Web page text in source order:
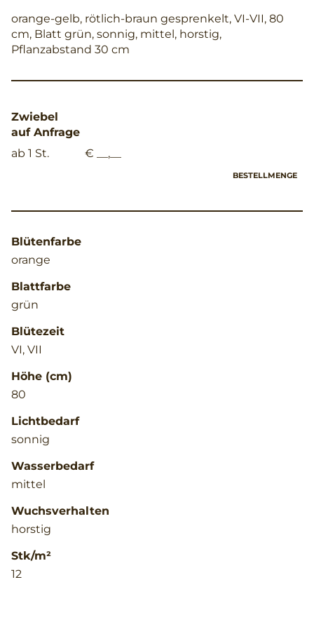
orange-gelb, rötlich-braun gesprenkelt, VI-VII, 80
cm, Blatt grün, sonnig, mittel, horstig,
Pflanzabstand 30 cm
Zwiebel
auf Anfrage
ab 1 St.
€ __,__
BESTELLMENGE
Blütenfarbe
orange
Blattfarbe
grün
Blütezeit
VI, VII
Höhe (cm)
80
Lichtbedarf
sonnig
Wasserbedarf
mittel
Wuchsverhalten
horstig
Stk/m²
12